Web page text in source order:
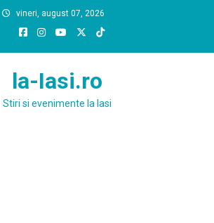
vineri, august 07, 2026
la-Iasi.ro
Stiri si evenimente la Iasi